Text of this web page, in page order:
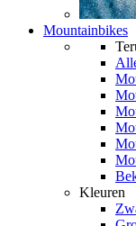
Mountainbikes
Kleuren